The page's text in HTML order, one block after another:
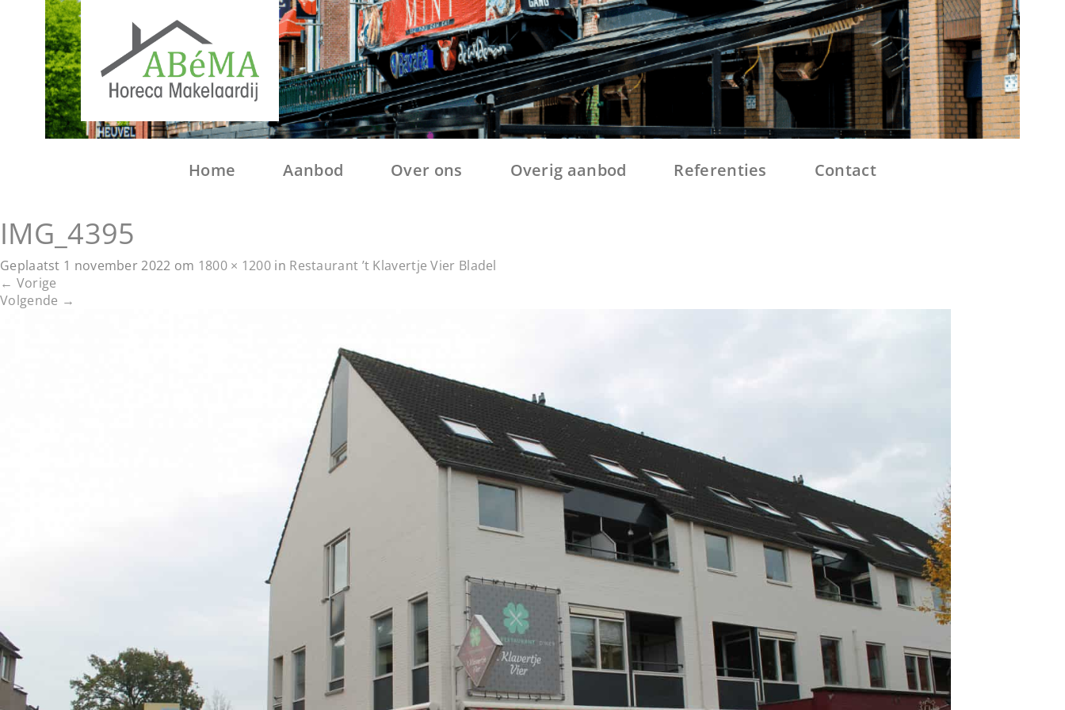
Home Aanbod Over ons Overig aanbod Referenties Contact
IMG_4395
Geplaatst 1 november 2022 om 1800 × 1200 in Restaurant ’t Klavertje Vier Bladel
← Vorige
Volgende →